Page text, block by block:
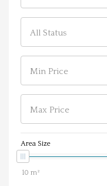
All Status
Min Price
Max Price
Area Size